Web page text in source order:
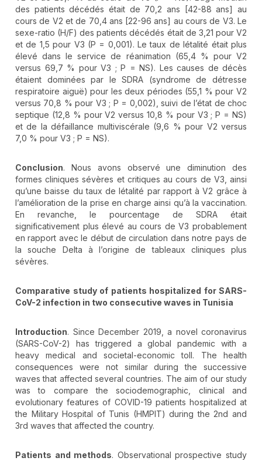
des patients décédés était de 70,2 ans [42-88 ans] au
cours de V2 et de 70,4 ans [22-96 ans] au cours de V3. Le
sexe-ratio (H/F) des patients décédés était de 3,21 pour V2
et de 1,5 pour V3 (P = 0,001). Le taux de létalité était plus
élevé dans le service de réanimation (65,4 % pour V2
versus 69,7 % pour V3 ; P = NS). Les causes de décès
étaient dominées par le SDRA (syndrome de détresse
respiratoire aiguë) pour les deux périodes (55,1 % pour V2
versus 70,8 % pour V3 ; P = 0,002), suivi de l’état de choc
septique (12,8 % pour V2 versus 10,8 % pour V3 ; P = NS)
et de la défaillance multiviscérale (9,6 % pour V2 versus
7,0 % pour V3 ; P = NS).
Conclusion. Nous avons observé une diminution des
formes cliniques sévères et critiques au cours de V3, ainsi
qu’une baisse du taux de létalité par rapport à V2 grâce à
l’amélioration de la prise en charge ainsi qu’à la vaccination.
En revanche, le pourcentage de SDRA était
significativement plus élevé au cours de V3 probablement
en rapport avec le début de circulation dans notre pays de
la souche Delta à l’origine de tableaux cliniques plus
sévères.
Comparative study of patients hospitalized for SARS-
CoV-2 infection in two consecutive waves in Tunisia
Introduction. Since December 2019, a novel coronavirus
(SARS-CoV-2) has triggered a global pandemic with a
heavy medical and societal-economic toll. The health
consequences were not similar during the successive
waves that affected several countries. The aim of our study
was to compare the sociodemographic, clinical and
evolutionary features of COVID-19 patients hospitalized at
the Military Hospital of Tunis (HMPIT) during the 2nd and
3rd waves that affected the country.
Patients and methods. Observational prospective study